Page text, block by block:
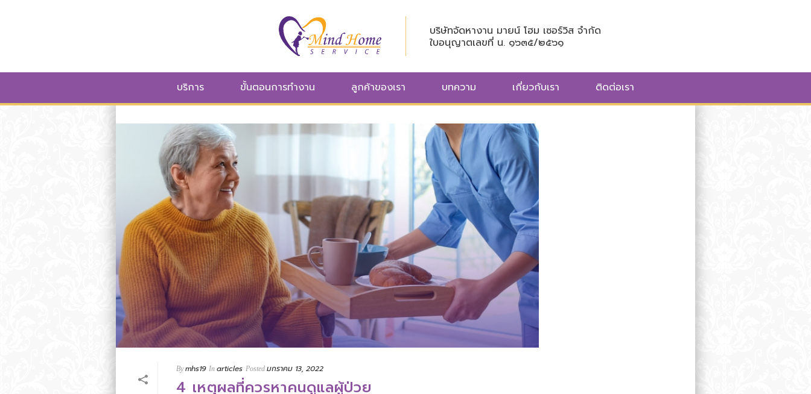
บริการ ขั้นตอนการทำงาน ลูกค้าของเรา บทความ เกี่ยวกับเรา ติดต่อเรา
By mhs19 In articles Posted มกราคม 13, 2022
4 เหตุผลที่ควรหาคนดูแลผู้ป่วย
บริษัทจัดหางาน มายน์ โฮม เซอร์วิส จำกัด
ใบอนุญาตเลขที่ น. ๑๖๓๕/๒๕๖๑